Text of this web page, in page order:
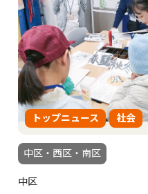
トップニュース 社会
中区・西区・南区
中区